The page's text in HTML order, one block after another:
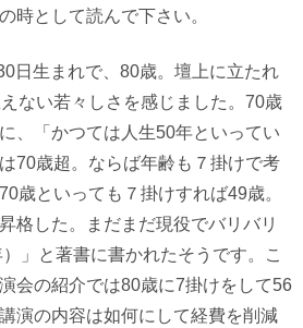
時として読んで下さい。
日生まれで、 80歳。壇上に立たれ
ない若々しさを感じました。 70歳
、「かつては人生50年といってい
70歳超。ならば年齢も７掛けで考
70歳といっても７掛けすれば49歳。
格した。まだまだ現役でバリバリ
」と著書に書かれたそうです。こ
会の紹介では80歳に7掛けをして56
演の内容は如何にして経費を削減